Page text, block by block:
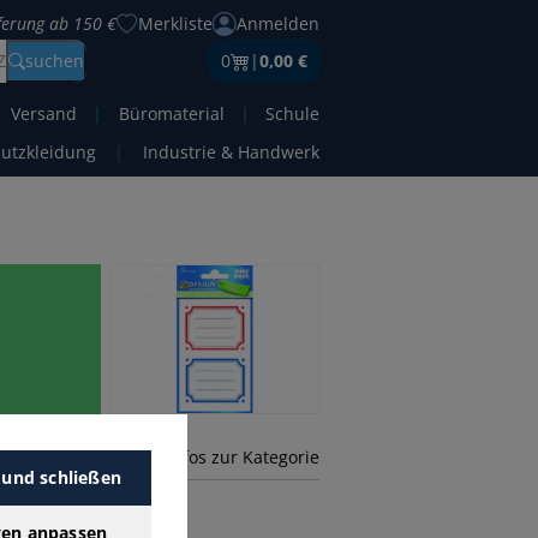
ab 150 € Merkliste
Anmelden
suchen 0 |0,00 €
Versand | Büromaterial |
Schule
| Industrie & Handwerk
mehr Infos zur Kategorie
schließen
anpassen